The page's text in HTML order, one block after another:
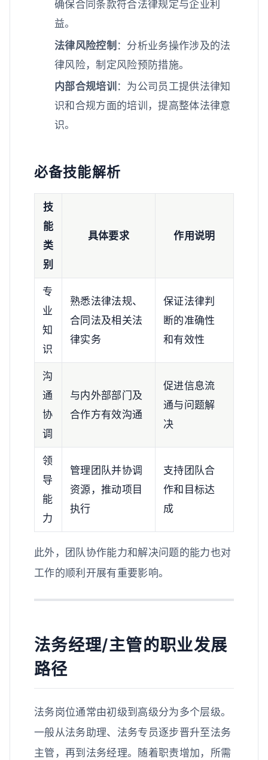
确保合同条款符合法律规定与企业利
益。
法律风险控制 ：分析业务操作涉及的法
律风险，制定风险预防措施。
内部合规培训 ：为公司员工提供法律知
识和合规方面的培训，提高整体法律意
识。
必备技能解析
技
能
类
别
具体要求 作用说明
专
业
知
识
熟悉法律法规、
合同法及相关法
律实务
保证法律判
断的准确性
和有效性
沟
通
协
调
与内外部部门及
合作方有效沟通
促进信息流
通与问题解
决
领
导
能
力
管理团队并协调
资源，推动项目
执行
支持团队合
作和目标达
成
此外，团队协作能力和解决问题的能力也对
工作的顺利开展有重要影响。
法务经理/主管的职业发展
路径
法务岗位通常由初级到高级分为多个层级。
一般从法务助理、法务专员逐步晋升至法务
主管，再到法务经理。随着职责增加，所需